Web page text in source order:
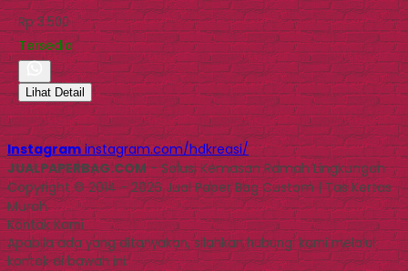
Rp 3.500
Tersedia
Lihat Detail
Instagram instagram.com/hdkreasi/
JUALPAPERBAG.COM- Solusi Kemasan Ramah Lingkungan
Copyright © 2014 - 2026 Jual Paper Bag Custom | Tas Kertas
Murah
Kontak Kami
Apabila ada yang ditanyakan, silahkan hubungi kami melalui
kontak di bawah ini.